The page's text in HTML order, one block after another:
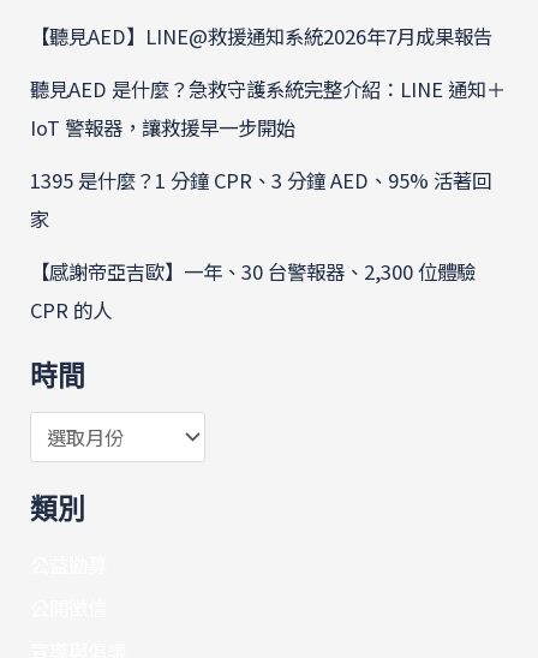
【聽見AED】LINE@救援通知系統2026年7月成果報告
聽見AED 是什麼？急救守護系統完整介紹：LINE 通知＋
IoT 警報器，讓救援早一步開始
1395 是什麼？1 分鐘 CPR、3 分鐘 AED、95% 活著回
家
【感謝帝亞吉歐】一年、30 台警報器、2,300 位體驗
CPR 的人
時間
類別